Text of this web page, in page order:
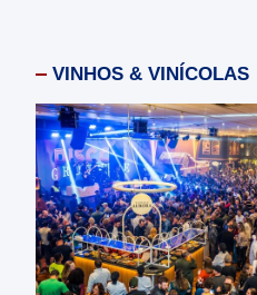
VINHOS & VINÍCOLAS